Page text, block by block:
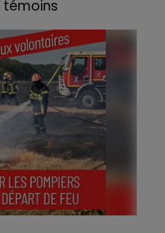
avant de se propager
avait détruit deux
à l'évacuation d'une